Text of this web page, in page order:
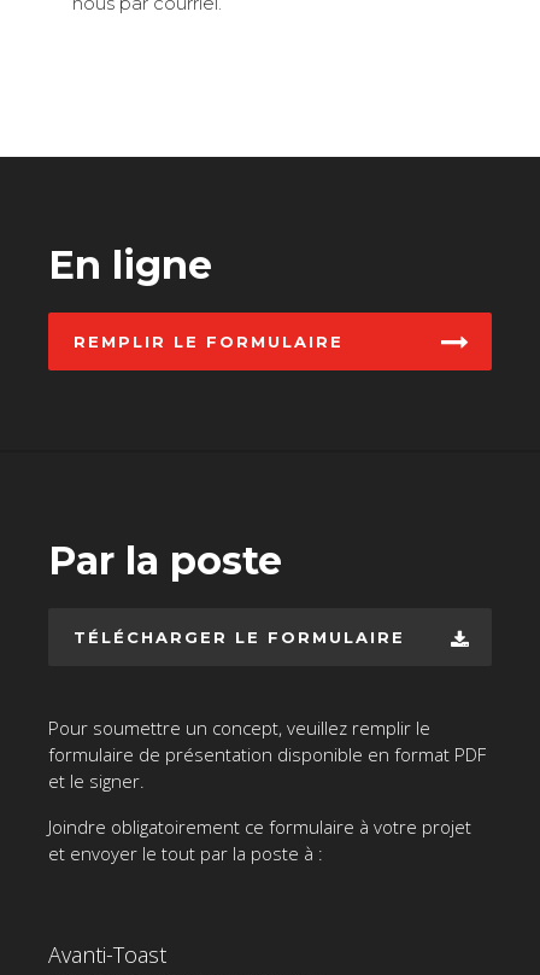
En ligne
REMPLIR LE FORMULAIRE
Par la poste
TÉLÉCHARGER LE FORMULAIRE
Pour soumettre un concept, veuillez remplir le
formulaire de présentation disponible en format PDF
et le signer.
Joindre obligatoirement ce formulaire à votre projet
et envoyer le tout par la poste à :
Avanti-Toast